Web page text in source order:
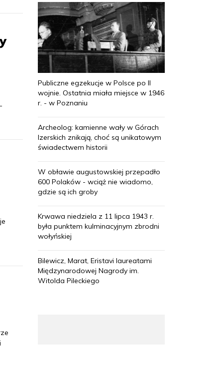
Publiczne egzekucje w Polsce po II
wojnie. Ostatnia miała miejsce w 1946
r. - w Poznaniu
Archeolog: kamienne wały w Górach
Izerskich znikają, choć są unikatowym
świadectwem historii
W obławie augustowskiej przepadło
600 Polaków - wciąż nie wiadomo,
gdzie są ich groby
Krwawa niedziela z 11 lipca 1943 r.
była punktem kulminacyjnym zbrodni
wołyńskiej
Bilewicz, Marat, Eristavi laureatami
Międzynarodowej Nagrody im.
Witolda Pileckiego